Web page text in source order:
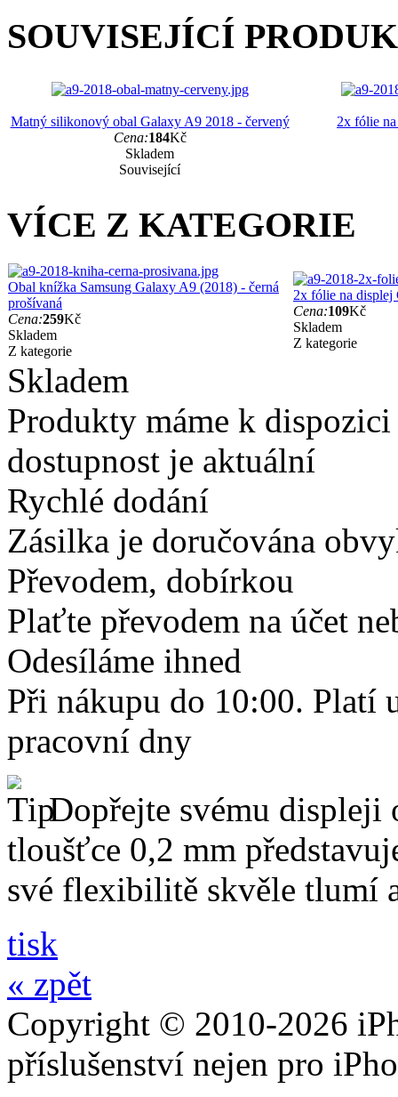
SOUVISEJÍCÍ
Matný silikonový obal Galaxy A9 2018 - červený
Cena:184Kč
Skladem
Související
2x fólie
VÍCE Z KATEGORIE
Obal knížka Samsung Galaxy A9 (2018) - černá
prošívaná
Cena:259Kč
Skladem
Z kategorie
2x fólie na
Cena:109Kč
Skladem
Z kategorie
Skladem
Produkty máme k
dostupnost je aktuální
Rychlé dodání
Zásilka je doručována
Převodem, dobírkou
Plaťte převodem na účet
Odesíláme ihned
Při nákupu do 10:00. Platí
pracovní dny
Dopřejte svému displeji
tloušťce 0,2 mm
své flexibilitě skvěle tlumí
tisk
« zpět
Copyright © 2010-2026
příslušenství nejen pro